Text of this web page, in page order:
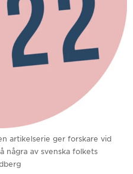
artikelserie ger forskare vid
några av svenska folkets